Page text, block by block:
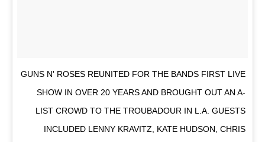
GUNS N' ROSES REUNITED FOR THE BANDS FIRST LIVE
SHOW IN OVER 20 YEARS AND BROUGHT OUT AN A-
LIST CROWD TO THE TROUBADOUR IN L.A. GUESTS
INCLUDED LENNY KRAVITZ, KATE HUDSON, CHRIS